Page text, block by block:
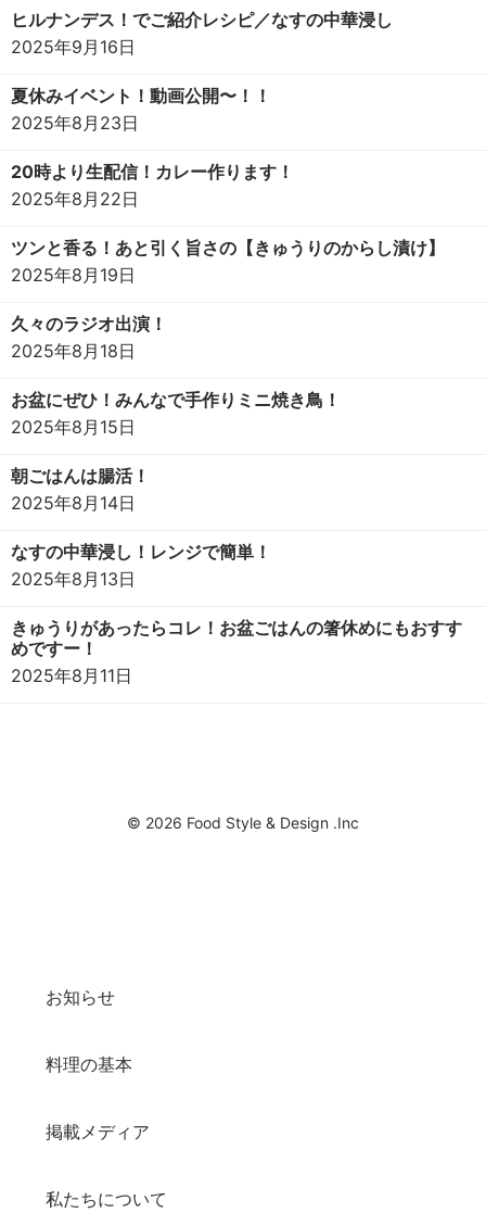
ヒルナンデス！でご紹介レシピ／なすの中華浸し
2025年9月16日
夏休みイベント！動画公開〜！！
2025年8月23日
20時より生配信！カレー作ります！
2025年8月22日
ツンと香る！あと引く旨さの【きゅうりのからし漬け】
2025年8月19日
久々のラジオ出演！
2025年8月18日
お盆にぜひ！みんなで手作りミニ焼き鳥！
2025年8月15日
朝ごはんは腸活！
2025年8月14日
なすの中華浸し！レンジで簡単！
2025年8月13日
きゅうりがあったらコレ！お盆ごはんの箸休めにもおすす
めですー！
2025年8月11日
© 2026 Food Style & Design .Inc
お知らせ
料理の基本
掲載メディア
私たちについて